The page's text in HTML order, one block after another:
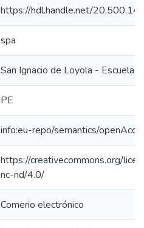
https://hdl.handle.net/
spa
San Ignacio de Loyola - Escuela
PE
info:eu-repo/semantics/
https://creativecommons.org/
nc-nd/4.0/
Comerio electrónico